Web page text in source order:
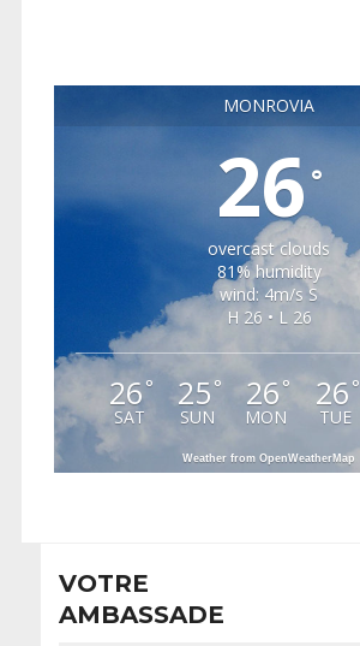
MONROVIA
26°
overcast clouds
81% humidity
wind: 4m/s S
H 26 • L 26
26 °
SAT
25 °
SUN
26 °
MON
26 °
TUE
Weather from OpenWeatherMap
VOTRE
AMBASSADE